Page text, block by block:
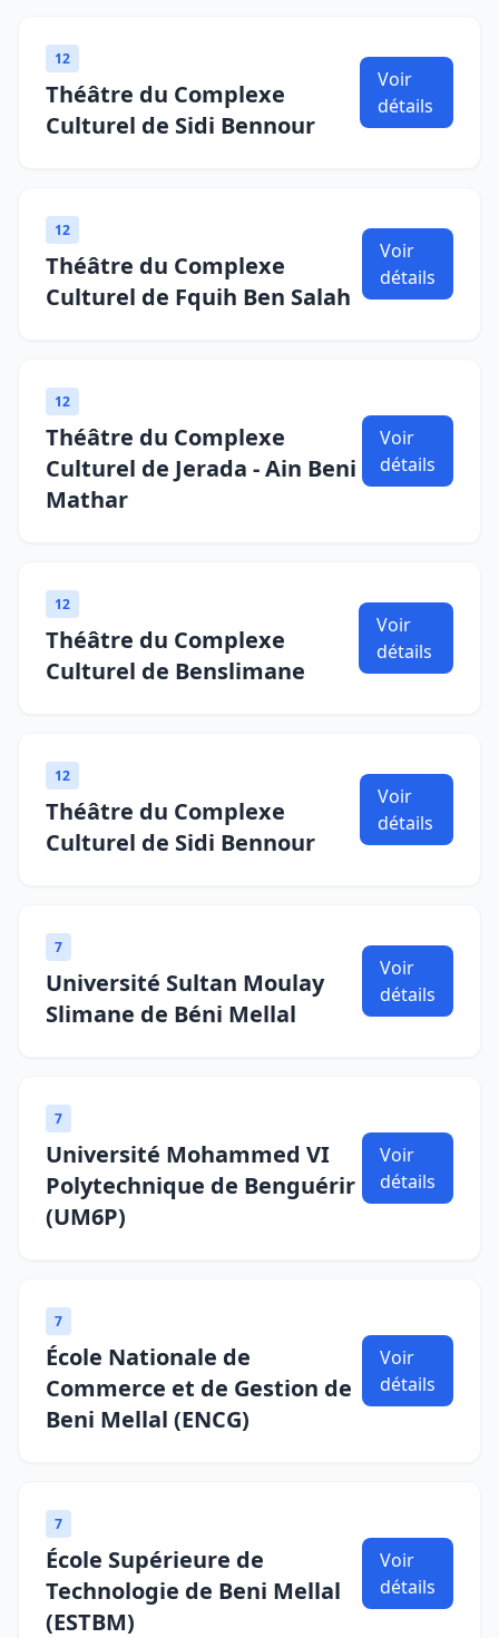
12
Théâtre du Complexe
Culturel de Sidi Bennour
Voir
détails
12
Théâtre du Complexe
Culturel de Fquih Ben Salah
Voir
détails
12
Théâtre du Complexe
Culturel de Jerada - Ain Beni
Mathar
Voir
détails
12
Théâtre du Complexe
Culturel de Benslimane
Voir
détails
12
Théâtre du Complexe
Culturel de Sidi Bennour
Voir
détails
7
Université Sultan Moulay
Slimane de Béni Mellal
Voir
détails
7
Université Mohammed VI
Polytechnique de Benguérir
(UM6P)
Voir
détails
7
École Nationale de
Commerce et de Gestion de
Beni Mellal (ENCG)
Voir
détails
7
École Supérieure de
Technologie de Beni Mellal
(ESTBM)
Voir
détails